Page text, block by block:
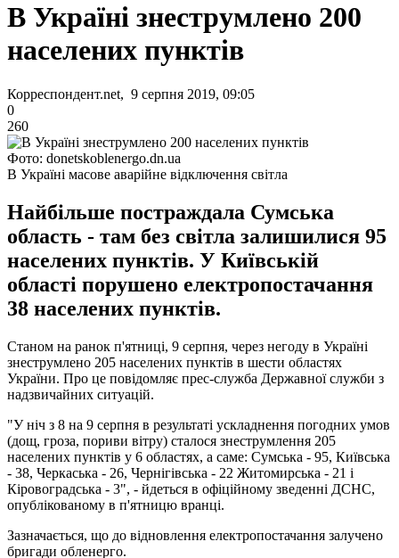
В Україні знеструмлено 200
населених пунктів
Корреспондент.net, 9 серпня 2019, 09:05
0
260
Фото: donetskoblenergo.dn.ua
В Україні масове аварійне відключення світла
Найбільше постраждала Сумська
область - там без світла залишилися 95
населених пунктів. У Київській
області порушено електропостачання
38 населених пунктів.
Станом на ранок п'ятниці, 9 серпня, через негоду в Україні
знеструмлено 205 населених пунктів в шести областях
України. Про це повідомляє прес-служба Державної служби з
надзвичайних ситуацій.
"У ніч з 8 на 9 серпня в результаті ускладнення погодних умов
(дощ, гроза, пориви вітру) сталося знеструмлення 205
населених пунктів у 6 областях, а саме: Сумська - 95, Київська
- 38, Черкаська - 26, Чернігівська - 22 Житомирська - 21 і
Кіровоградська - 3", - йдеться в офіційному зведенні ДСНС,
опублікованому в п'ятницю вранці.
Зазначається, що до відновлення електропостачання залучено
бригади обленерго.